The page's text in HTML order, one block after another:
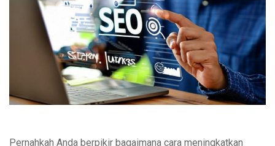
Pernahkah Anda berpikir bagaimana cara meningkatkan